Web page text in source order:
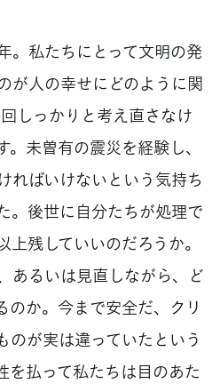
。私たちにとって文明の発
が人の幸せにどのように関
しっかりと考え直さなけ
未曽有の震災を経験し、
ればいけないという気持ち
。後世に自分たちが処理で
残していいのだろうか。
あるいは見直しながら、ど
のか。今まで安全だ、クリ
のが実は違っていたという
を払って私たちは目のあた